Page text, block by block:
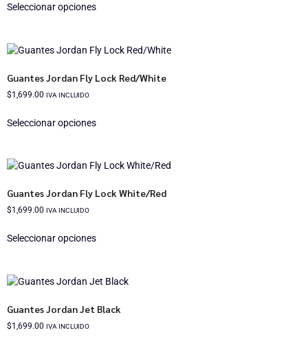
Seleccionar opciones
Guantes Jordan Fly Lock Red/White
$1,699.00 IVA INCLUIDO
Seleccionar opciones
Guantes Jordan Fly Lock White/Red
$1,699.00 IVA INCLUIDO
Seleccionar opciones
Guantes Jordan Jet Black
$1,699.00 IVA INCLUIDO